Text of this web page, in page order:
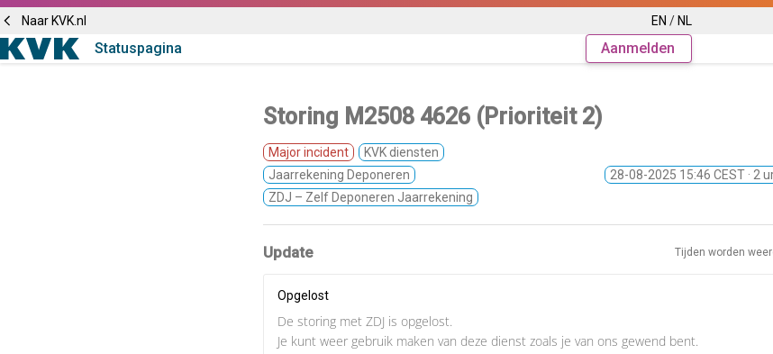
Naar KVK.nl EN / NL
Statuspagina Aanmelden
Storing M2508 4626 (Prioriteit 2)
Major incident
KVK diensten
Jaarrekening Deponeren
ZDJ – Zelf Deponeren Jaarrekening
28-08-2025 15:46 CEST · 2
Update Tijden worden
Opgelost
De storing met ZDJ is opgelost.
Je kunt weer gebruik maken van deze dienst zoals je van ons gewend bent.